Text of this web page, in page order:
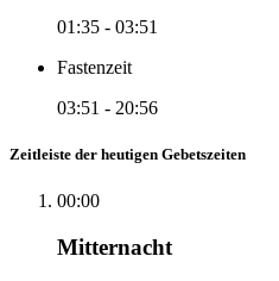
01:35 - 03:51
Fastenzeit
03:51 - 20:56
Zeitleiste der heutigen Gebetszeiten
00:00
Mitternacht